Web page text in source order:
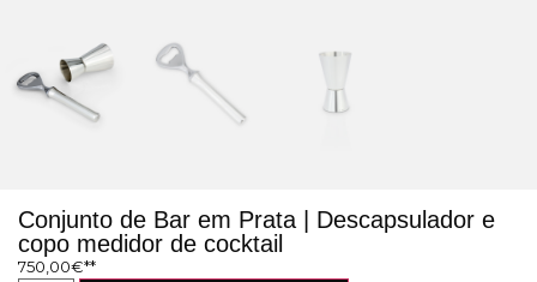
Conjunto de Bar em Prata | Descapsulador e
copo medidor de cocktail
750,00€